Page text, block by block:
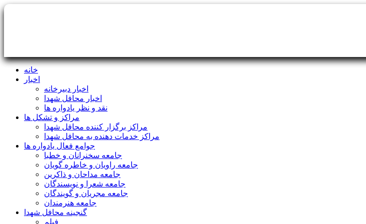
خانه
اخبار
اخبار دبیرخانه
اخبار محافل شهدا
نقد و نظر یادواره ها
مراکز و تشکل ها
مراکز برگزار کننده محافل شهدا
مراکز خدمات دهنده به محافل شهدا
جوامع فعال یادواره ها
جامعه سخنرانان و خطبا
جامعه راویان و خاطره گویان
جامعه مداحان و ذاکرین
جامعه شعرا و نویسندگان
جامعه مجریان و گویندگان
جامعه هنرمندان
گنجینه محافل شهدا
فیلم